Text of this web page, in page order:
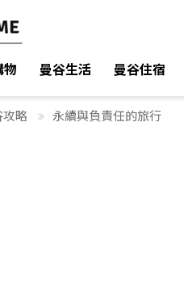
物 曼谷生活 曼谷住宿
物 曼谷生活 曼谷住宿
攻略 永續與負責任的旅行